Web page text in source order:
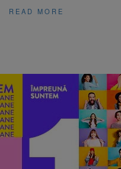
READ MORE